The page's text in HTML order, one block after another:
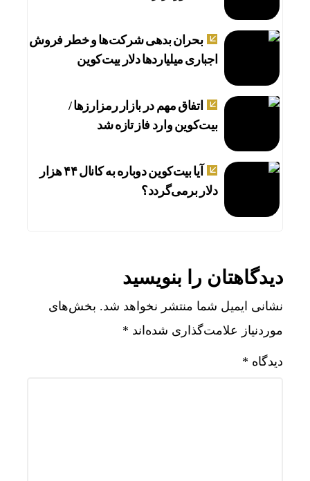
بحران بدهی شرکت‌ها و خطر فروش
اجباری میلیاردها دلار بیت‌کوین
اتفاق مهم در بازار رمزارزها /
بیت‌کوین وارد فاز تازه شد
آیا بیت‌کوین دوباره به کانال ۴۴ هزار
دلار برمی‌گردد؟
دیدگاهتان را بنویسید
نشانی ایمیل شما منتشر نخواهد شد. بخش‌های
موردنیاز علامت‌گذاری شده‌اند *
دیدگاه *